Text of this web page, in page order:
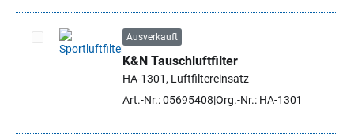
Artikel auswählen
Ausverkauft
K&N Tauschluftfilter
HA-1301, Luftfiltereinsatz
Art.-Nr.: 05695408 Org.-Nr.: HA-1301